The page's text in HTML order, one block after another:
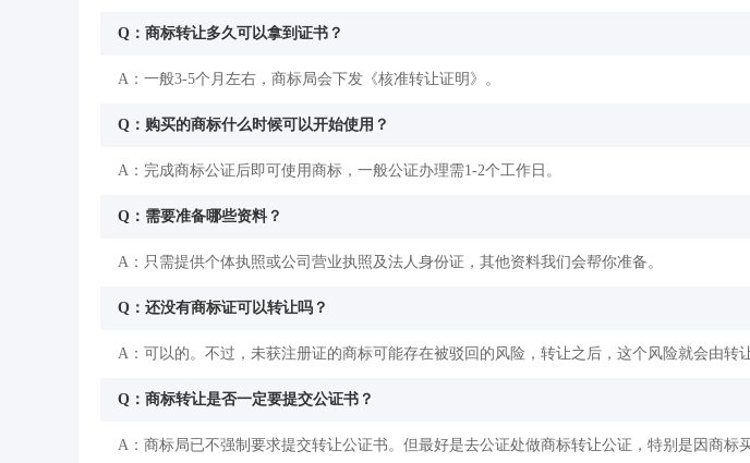
Q：商标转让多久可以拿到证书？
A：一般3-5个月左右，商标局会下发《核准转让证明》。
Q：购买的商标什么时候可以开始使用？
A：完成商标公证后即可使用商标，一般公证办理需1-2个工作日。
Q：需要准备哪些资料？
A：只需提供个体执照或公司营业执照及法人身份证，其他资料我们会帮你准备。
Q：还没有商标证可以转让吗？
A：可以的。不过，未获注册证的商标可能存在被驳回的风险，转让之后，这个风险就会由转
Q：商标转让是否一定要提交公证书？
A：商标局已不强制要求提交转让公证书。但最好是去公证处做商标转让公证，特别是因商标